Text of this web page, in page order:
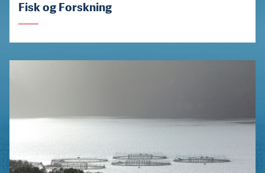
Fisk og Forskning